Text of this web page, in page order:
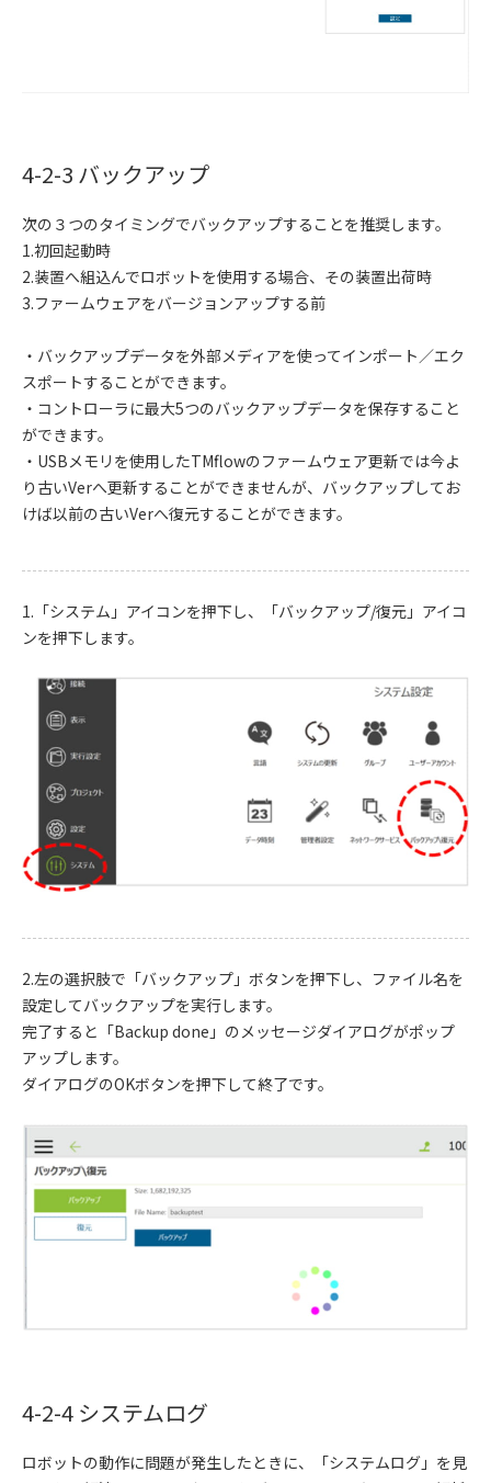
4-2-3 バックアップ
次の３つのタイミングでバックアップすることを推奨します。
1.初回起動時
2.装置へ組込んでロボットを使用する場合、その装置出荷時
3.ファームウェアをバージョンアップする前
・バックアップデータを外部メディアを使ってインポート／エク
スポートすることができます。
・コントローラに最大5つのバックアップデータを保存すること
ができます。
・USBメモリを使用したTMflowのファームウェア更新では今よ
り古いVerへ更新することができませんが、バックアップしてお
けば以前の古いVerへ復元することができます。
1.「システム」アイコンを押下し、「バックアップ/復元」アイコ
ンを押下します。
2.左の選択肢で「バックアップ」ボタンを押下し、ファイル名を
設定してバックアップを実行します。
完了すると「Backup done」のメッセージダイアログがポップ
アップします。
ダイアログのOKボタンを押下して終了です。
4-2-4 システムログ
ロボットの動作に問題が発生したときに、「システムログ」を見